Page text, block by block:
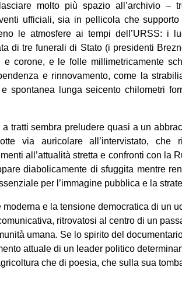
molto più spazio all’archivio –
ufficiali, sia in pellicola che
le atmosfere ai tempi dell’URSS: i
di tre funerali di Stato (i presidenti
e corone, e le folle millimetricamente
e rinnovamento, come la
spontanea lunga seicento chilometri
tratti sembra preludere quasi a un
via auricolare all’intervistato, che
all’attualità stretta e confronti con la
diabolicamente di sfuggita mentre
per l’immagine pubblica e la
moderna e la tensione democratica di un
ritrovatosi al centro di un
umana. Se lo spirito del
attuale di un leader politico
che di poesia, che sulla sua